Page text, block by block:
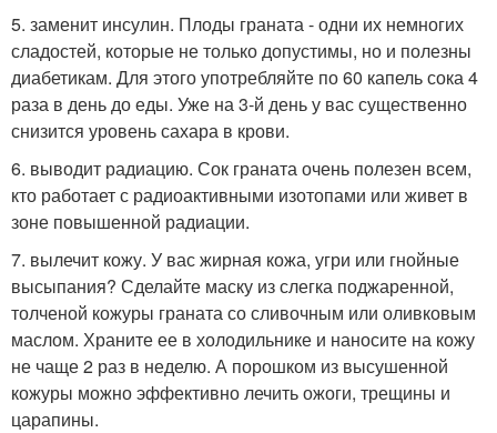
5. заменит инсулин. Плоды граната - одни их немногих
сладостей, которые не только допустимы, но и полезны
диабетикам. Для этого употребляйте по 60 капель сока 4
раза в день до еды. Уже на 3-й день у вас существенно
снизится уровень сахара в крови.
6. выводит радиацию. Сок граната очень полезен всем,
кто работает с радиоактивными изотопами или живет в
зоне повышенной радиации.
7. вылечит кожу. У вас жирная кожа, угри или гнойные
высыпания? Сделайте маску из слегка поджаренной,
толченой кожуры граната со сливочным или оливковым
маслом. Храните ее в холодильнике и наносите на кожу
не чаще 2 раз в неделю. А порошком из высушенной
кожуры можно эффективно лечить ожоги, трещины и
царапины.